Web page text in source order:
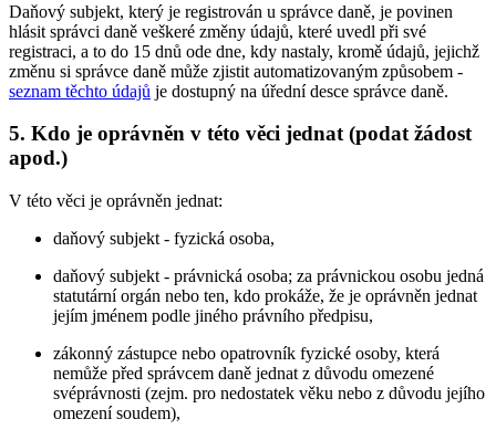
Daňový subjekt, který je registrován u správce daně, je povinen
hlásit správci daně veškeré změny údajů, které uvedl při své
registraci, a to do 15 dnů ode dne, kdy nastaly, kromě údajů, jejichž
změnu si správce daně může zjistit automatizovaným způsobem -
seznam těchto údajů je dostupný na úřední desce správce daně.
5. Kdo je oprávněn v této věci jednat (podat žádost
apod.)
V této věci je oprávněn jednat:
daňový subjekt - fyzická osoba,
daňový subjekt - právnická osoba; za právnickou osobu jedná
statutární orgán nebo ten, kdo prokáže, že je oprávněn jednat
jejím jménem podle jiného právního předpisu,
zákonný zástupce nebo opatrovník fyzické osoby, která
nemůže před správcem daně jednat z důvodu omezené
svéprávnosti (zejm. pro nedostatek věku nebo z důvodu jejího
omezení soudem),